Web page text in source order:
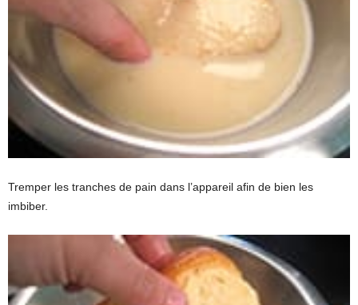
Tremper les tranches de pain dans l’appareil afin de bien les
imbiber.